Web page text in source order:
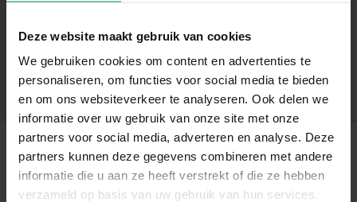
Deze website maakt gebruik van cookies
We gebruiken cookies om content en advertenties te
personaliseren, om functies voor social media te bieden
en om ons websiteverkeer te analyseren. Ook delen we
informatie over uw gebruik van onze site met onze
partners voor social media, adverteren en analyse. Deze
partners kunnen deze gegevens combineren met andere
informatie die u aan ze heeft verstrekt of die ze hebben
verzameld op basis van uw gebruik van hun services.
Wat deze set geweldig maakt
1000 strijkkralen voor eindeloze creaties
PVC-vrij voor een veilige speelervaring
Geschikt voor kinderen vanaf 5 jaar
Stimuleert creativiteit en fijne motoriek
Perfect te combineren met andere SES strijkkralen
Laat je verbeelding stralen
Productnummer|
00718
Deel dit product
Gerelateerde producten